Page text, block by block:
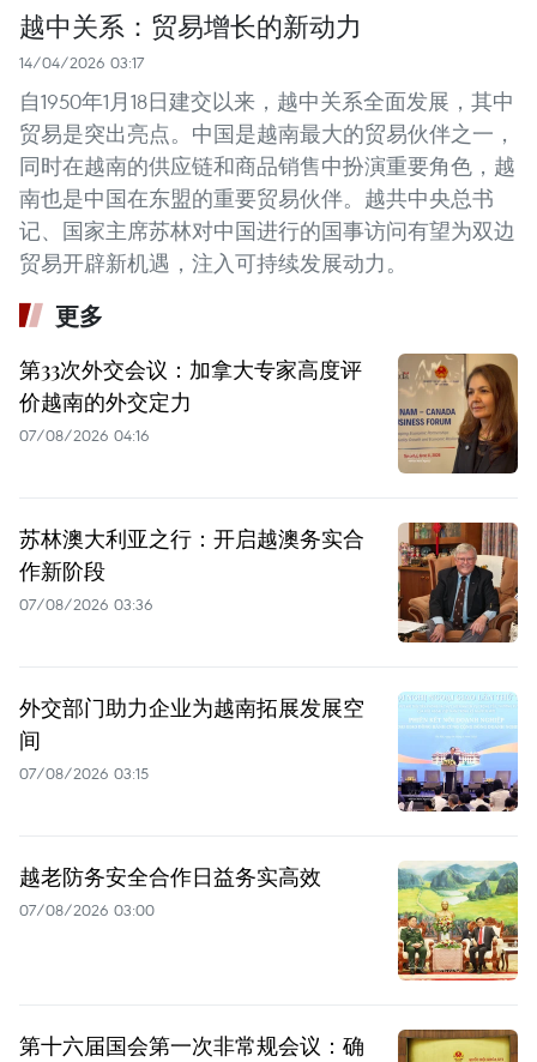
越中关系：贸易增长的新动力
14/04/2026 03:17
自1950年1月18日建交以来，越中关系全面发展，其中
贸易是突出亮点。中国是越南最大的贸易伙伴之一，
同时在越南的供应链和商品销售中扮演重要角色，越
南也是中国在东盟的重要贸易伙伴。越共中央总书
记、国家主席苏林对中国进行的国事访问有望为双边
贸易开辟新机遇，注入可持续发展动力。
更多
第33次外交会议：加拿大专家高度评
价越南的外交定力
07/08/2026 04:16
苏林澳大利亚之行：开启越澳务实合
作新阶段
07/08/2026 03:36
外交部门助力企业为越南拓展发展空
间
07/08/2026 03:15
越老防务安全合作日益务实高效
07/08/2026 03:00
第十六届国会第一次非常规会议：确